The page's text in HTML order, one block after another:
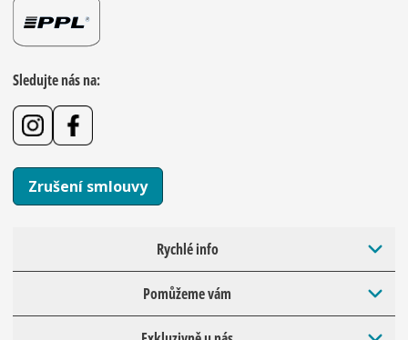
Sledujte nás na:
Zrušení smlouvy
Rychlé info
Pomůžeme vám